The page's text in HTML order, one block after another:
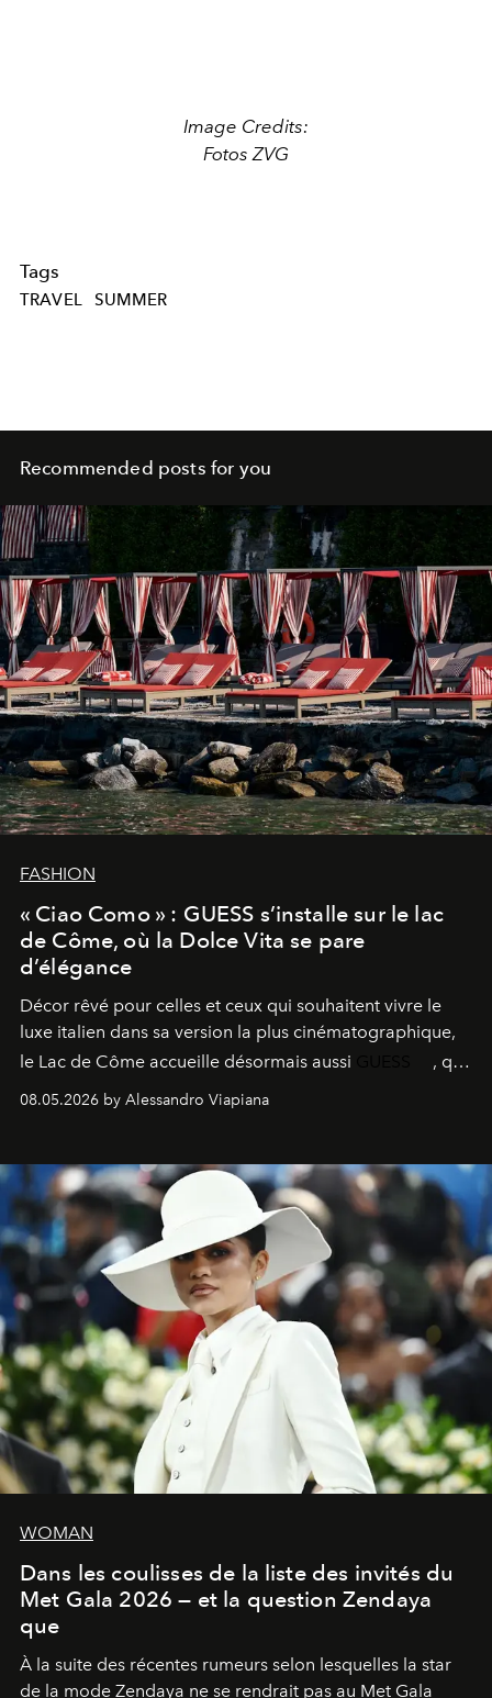
Image Credits:
Fotos ZVG
Tags
TRAVEL SUMMER
Recommended posts for you
FASHION
« Ciao Como » : GUESS s’installe sur le lac
de Côme, où la Dolce Vita se pare
d’élégance
Décor rêvé pour celles et ceux qui souhaitent vivre le
luxe italien dans sa version la plus cinématographique,
le Lac de Côme accueille désormais aussi
, qui
fragrances. L’une des opérations de style les plus
08.05.2026 by Alessandro Viapiana
WOMAN
Dans les coulisses de la liste des invités du
Met Gala 2026 — et la question Zendaya
que
À la suite des récentes rumeurs selon lesquelles la star
de la mode Zendaya ne se rendrait pas au Met Gala